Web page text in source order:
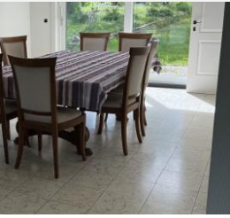
Infos Pratiques
Loyer:
435 €
Charges:
160 €
Durée:
12 mois, 11 mois
Domiciliation:
Acceptée
Aménagement
Salle de bain:
Commune
Cuisine:
Commune
Superficie:
190 m
Pièces privées:
1